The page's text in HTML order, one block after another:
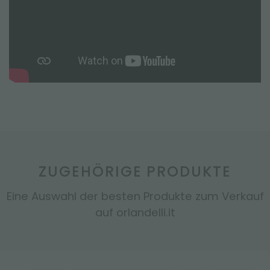
ZUGEHÖRIGE PRODUKTE
Eine Auswahl der besten Produkte zum Verkauf
auf orlandelli.it